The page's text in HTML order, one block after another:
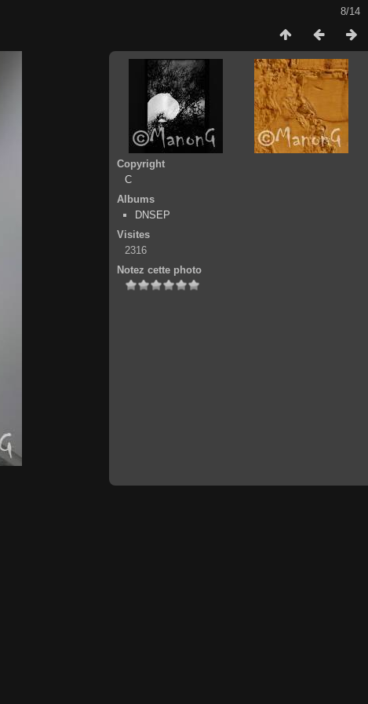
8/14
Copyright
C
Albums
DNSEP
Visites
2316
Notez cette photo